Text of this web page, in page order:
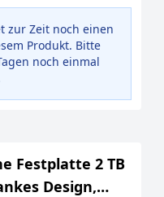
zur Zeit noch einen
Produkt. Bitte
noch einmal
Festplatte 2 TB
Design,